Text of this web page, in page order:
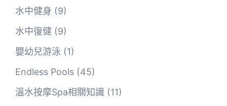
水中健身 (9)
水中復健 (9)
嬰幼兒游泳 (1)
Endless Pools (45)
溫水按摩Spa相關知識 (11)